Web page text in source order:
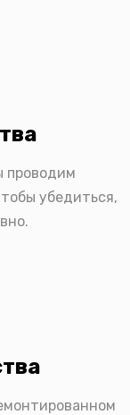
проводим
убедиться,